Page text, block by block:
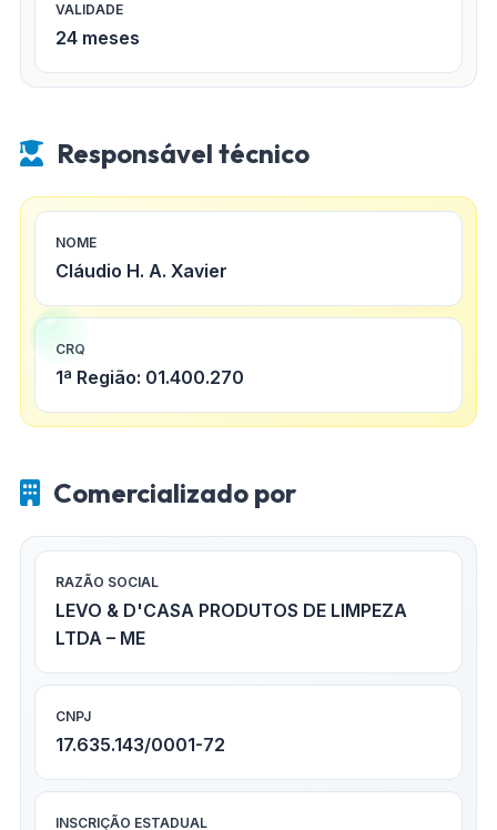
VALIDADE
24 meses
Responsável técnico
NOME
Cláudio H. A. Xavier
CRQ
1ª Região: 01.400.270
Comercializado por
RAZÃO SOCIAL
LEVO & D'CASA PRODUTOS DE LIMPEZA
LTDA – ME
CNPJ
17.635.143/0001-72
INSCRIÇÃO ESTADUAL